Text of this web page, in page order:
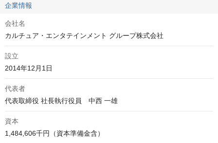
企業情報
会社名
カルチュア・エンタテインメント グループ株式会社
設立
2014年12月1日
代表者
代表取締役 社長執行役員　中西 一雄
資本
1,484,606千円（資本準備金含）